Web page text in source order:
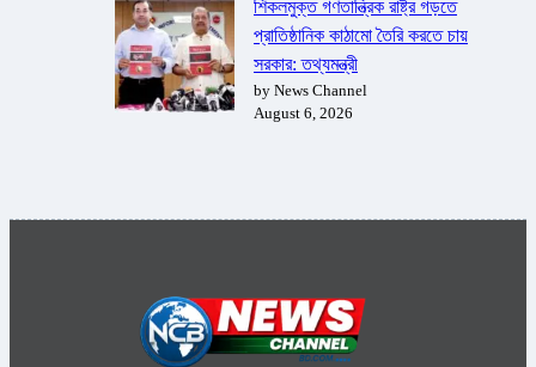
শিকলমুক্ত গণতান্ত্রিক রাষ্ট্র গড়তে
প্রাতিষ্ঠানিক কাঠামো তৈরি করতে চায়
সরকার: তথ্যমন্ত্রী
by News Channel
August 6, 2026